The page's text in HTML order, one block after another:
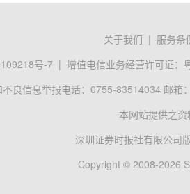
关于我们 | 服务条
号-7 | 增值电信业务经营许可证：
不良信息举报电话：0755-83514034 邮箱：
本网站提供之资
深圳证券时报社有限公司
Copyright © 2008-2026